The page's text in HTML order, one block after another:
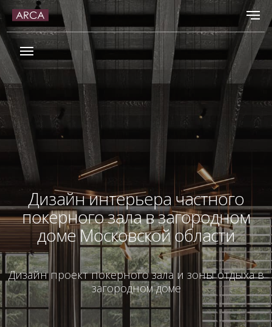
Дизайн интерьера частного
покерного зала в загородном
доме Московской области
Дизайн проект покерного зала и зоны отдыха в
загородном доме